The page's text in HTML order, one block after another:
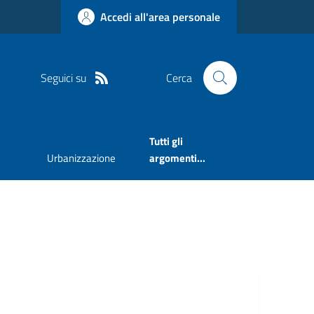
Accedi all'area personale
Seguici su Cerca
Urbanizzazione
Tutti gli
argomenti...